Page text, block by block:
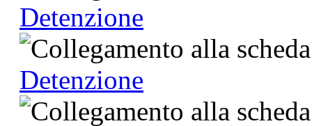
Detenzione
Detenzione